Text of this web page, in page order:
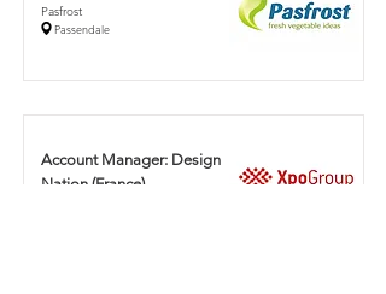
Pasfrost
Passendale
Account Manager: Design
Nation (France)